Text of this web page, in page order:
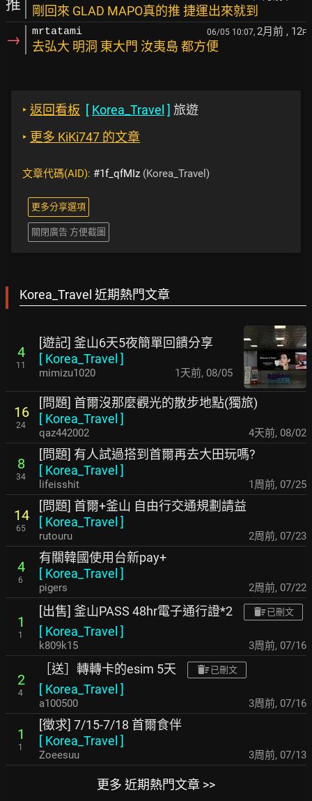
推 剛回來 GLAD MAPO真的推 捷運出來就到
→ mrtatami 06/05 10:07, 2月前 , 12F
去弘大 明洞 東大門 汝夷島 都方便
‣ 返回看板 [ Korea_Travel ] 旅遊
‣ 更多 KiKi747 的文章
文章代碼(AID): #1f_qfMIz (Korea_Travel)
更多分享選項
關閉廣告 方便截圖
Korea_Travel 近期熱門文章
4
11
[遊記] 釜山6天5夜簡單回饋分享
[ Korea_Travel ]
mimizu1020 1天前, 08/05
16
24
[問題] 首爾沒那麼觀光的散步地點(獨旅)
[ Korea_Travel ]
qaz442002 4天前, 08/02
8
34
[問題] 有人試過搭到首爾再去大田玩嗎?
[ Korea_Travel ]
lifeisshit 1周前, 07/25
14
65
[問題] 首爾+釜山 自由行交通規劃請益
[ Korea_Travel ]
rutouru 2周前, 07/23
4
6
有關韓國使用台新pay+
[ Korea_Travel ]
pigers 2周前, 07/22
1
1
[出售] 釜山PASS 48hr電子通行證*2 已刪文
[ Korea_Travel ]
k809k15 3周前, 07/16
2
4
［送］轉轉卡的esim 5天 已刪文
[ Korea_Travel ]
a100500 3周前, 07/16
1
1
[徵求] 7/15-7/18 首爾食伴
[ Korea_Travel ]
Zoeesuu 3周前, 07/13
更多 近期熱門文章 >>